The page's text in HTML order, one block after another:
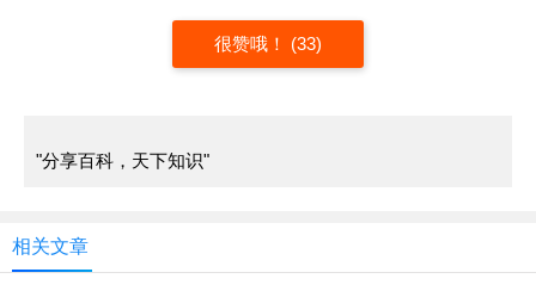
很赞哦！ (33)
"分享百科，天下知识"
相关文章